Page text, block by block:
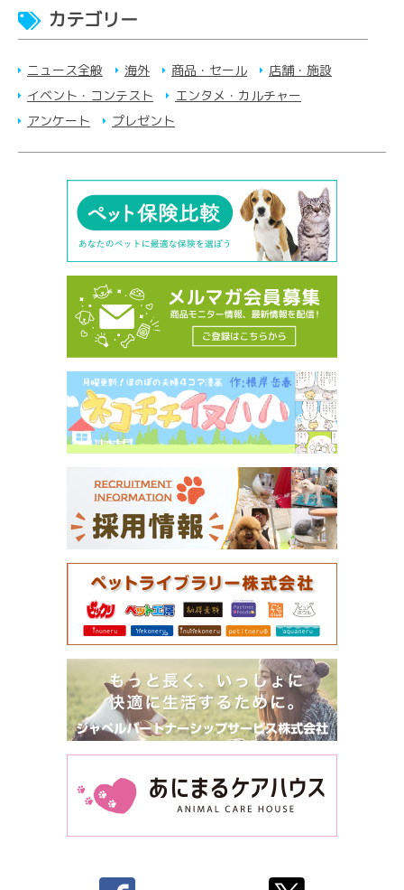
カテゴリー
ニュース全般 海外 商品・セール
店舗・施設
イベント・コンテスト
エンタメ・カルチャー
アンケート
プレゼント